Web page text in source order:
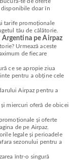
disponibile doar în
tarife promoționale
tău de călătorie.
pe Airpaz
Urmează aceste
de fiecare
ce se apropie ziua
pentru a obține cele
Airpaz pentru a
miercuri oferă de obicei
și oferte
de pe Airpaz.
legale și perioadele
sezonului pentru a
într-o singură